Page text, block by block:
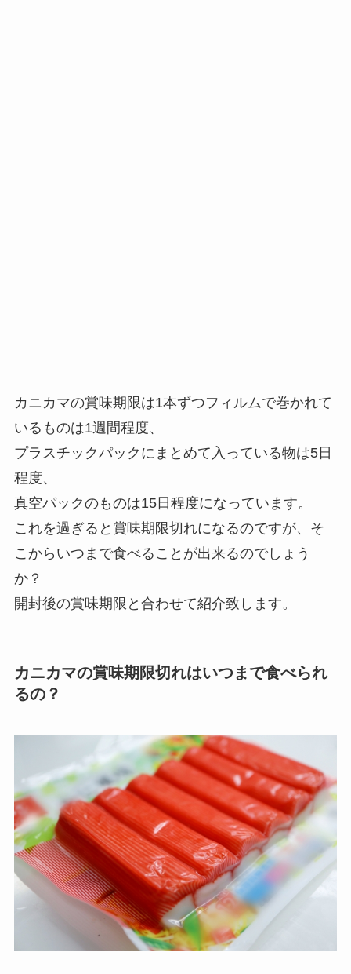
カニカマの賞味期限は1本ずつフィルムで巻かれて
いるものは1週間程度、
プラスチックパックにまとめて入っている物は5日
程度、
真空パックのものは15日程度になっています。
これを過ぎると賞味期限切れになるのですが、そ
こからいつまで食べることが出来るのでしょう
か？
開封後の賞味期限と合わせて紹介致します。
カニカマの賞味期限切れはいつまで食べられ
るの？